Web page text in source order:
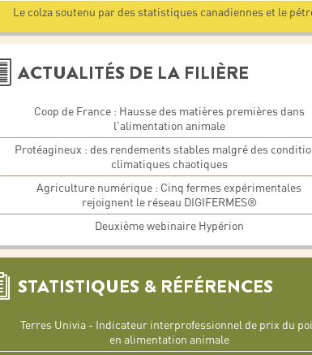
Le colza soutenu par des statistiques canadiennes et le
ACTUALITÉS DE LA FILIÈRE
Coop de France : Hausse des matières premières dans
l'alimentation animale
Protéagineux : des rendements stables malgré des
climatiques chaotiques
Agriculture numérique : Cinq fermes expérimentales
rejoignent le réseau DIGIFERMES®
Deuxième webinaire Hypérion
STATISTIQUES & RÉFÉRENCES
Terres Univia - Indicateur interprofessionnel de prix du
en alimentation animale